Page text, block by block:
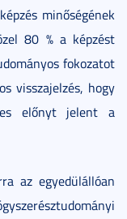
minőségének
80 % a képzést
fokozatot
visszajelzés, hogy
előnyt jelent a
az egyedülállóan